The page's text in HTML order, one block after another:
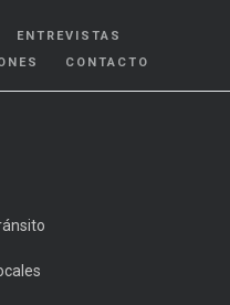
ENTREVISTAS
CONTACTO